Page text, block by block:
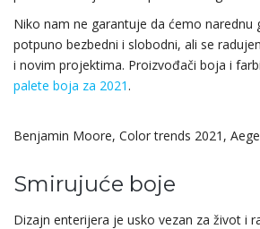
Niko nam ne garantuje da ćemo narednu
potpuno bezbedni i slobodni, ali se
i novim projektima. Proizvođači boja i
palete boja za 2021 .
Benjamin Moore, Color trends 2021,
Smirujuće boje
Dizajn enterijera je usko vezan za život i